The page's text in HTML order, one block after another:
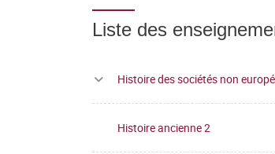
Liste des
Histoire des sociétés non
Histoire ancienne 2